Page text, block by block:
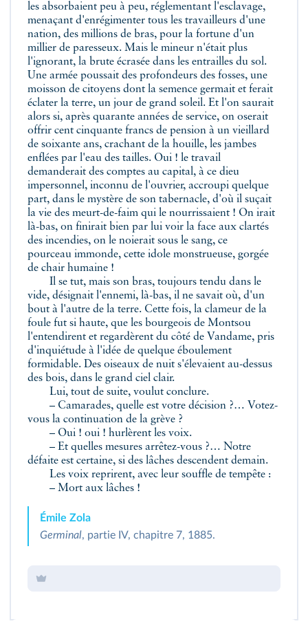
les absorbaient peu à peu, réglementant l'esclavage,
menaçant d'enrégimenter tous les travailleurs d'une
nation, des millions de bras, pour la fortune d'un
millier de paresseux. Mais le mineur n'était plus
l'ignorant, la brute écrasée dans les entrailles du sol.
Une armée poussait des profondeurs des fosses, une
moisson de citoyens dont la semence germait et ferait
éclater la terre, un jour de grand soleil. Et l'on saurait
alors si, après quarante années de service, on oserait
offrir cent cinquante francs de pension à un vieillard
de soixante ans, crachant de la houille, les jambes
enflées par l'eau des tailles. Oui ! le travail
demanderait des comptes au capital, à ce dieu
impersonnel, inconnu de l'ouvrier, accroupi quelque
part, dans le mystère de son tabernacle, d'où il suçait
la vie des meurt-de-faim qui le nourrissaient ! On irait
là-bas, on finirait bien par lui voir la face aux clartés
des incendies, on le noierait sous le sang, ce
pourceau immonde, cette idole monstrueuse, gorgée
de chair humaine !
Il se tut, mais son bras, toujours tendu dans le
vide, désignait l'ennemi, là-bas, il ne savait où, d'un
bout à l'autre de la terre. Cette fois, la clameur de la
foule fut si haute, que les bourgeois de Montsou
l'entendirent et regardèrent du côté de Vandame, pris
d'inquiétude à l'idée de quelque éboulement
formidable. Des oiseaux de nuit s'élevaient au-dessus
des bois, dans le grand ciel clair.
Lui, tout de suite, voulut conclure.
– Camarades, quelle est votre décision ?… Votez-
vous la continuation de la grève ?
– Oui ! oui ! hurlèrent les voix.
– Et quelles mesures arrêtez-vous ?… Notre
défaite est certaine, si des lâches descendent demain.
Les voix reprirent, avec leur souffle de tempête :
– Mort aux lâches !
Émile Zola
Germinal, partie IV, chapitre 7, 1885.